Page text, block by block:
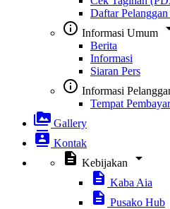
Daftar
info_outline Informasi Umum
Berita
Informasi
Siaran Pers
info_outline Informasi
Tempat
perm_media Gallery
contacts Kontak
description Kebijakan
arrow_drop_down
description Kaba Aia
description Pusako Hub